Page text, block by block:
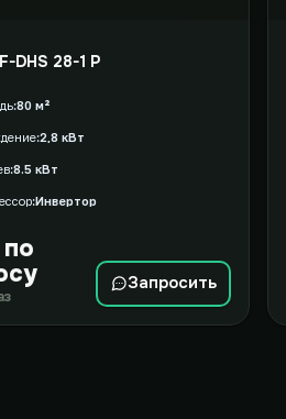
DHS 28-1 P
80 м²
2,8 кВт
8.5 кВт
Инвертор
Запросить